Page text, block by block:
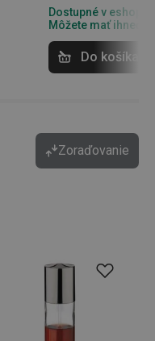
Dostupné v eshope
Môžete mať ihneď
Do košíka
Zoraďovanie